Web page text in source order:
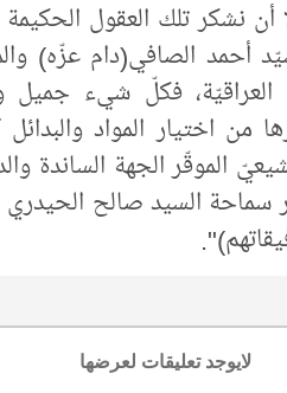
أن نشكر تلك العقول
أحمد الصافي(دام عزّه)
العراقيّة، فكلّ شيء
من اختيار المواد
الموقّر الجهة الساندة
سماحة السيد صالح
لايوجد تعليقات لعرضها